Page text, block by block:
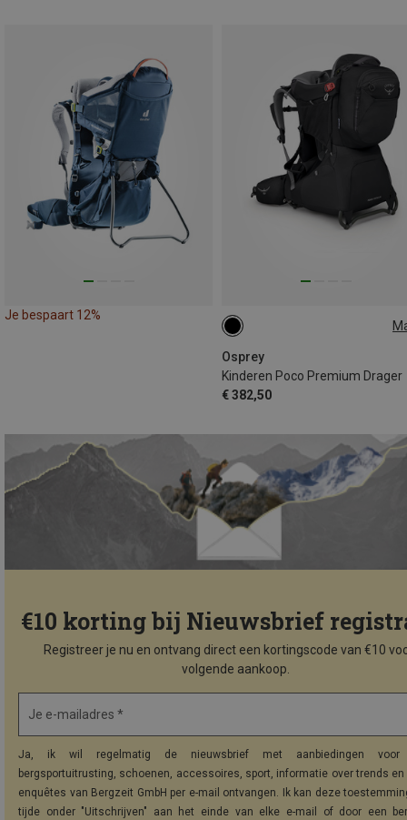
Je bespaart 12%
Osprey
Kinderen Poco Premium Drager
€ 382,50
36L
€10 korting bij Nieuwsbrief
Registreer je nu en ontvang direct een kortingscode van €10
volgende aankoop.
Je e-mailadres *
Ja, ik wil regelmatig de nieuwsbrief met aanbiedingen voor
bergsportuitrusting, schoenen, accessoires, sport, informatie over trends
enquêtes van Bergzeit GmbH per e-mail ontvangen. Ik kan deze
tijde onder "Uitschrijven" aan het einde van elke e-mail of door een